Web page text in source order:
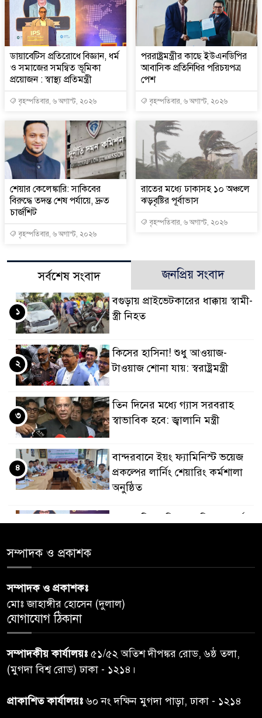
ডায়াবেটিস প্রতিরোধে বিজ্ঞান, ধর্ম
ও সমাজের সমন্বিত ভূমিকা
প্রয়োজন : স্বাস্থ্য প্রতিমন্ত্রী
বৃহস্পতিবার, ৬ অগাস্ট, ২০২৬
পররাষ্ট্রমন্ত্রীর কা‌ছে ইউএনডিপির
আবাসিক প্রতিনিধির পরিচয়পত্র
পেশ
বৃহস্পতিবার, ৬ অগাস্ট, ২০২৬
শেয়ার কেলেঙ্কারি: সাকিবের
বিরুদ্ধে তদন্ত শেষ পর্যায়ে, দ্রুত
চার্জশিট
বৃহস্পতিবার, ৬ অগাস্ট, ২০২৬
রাতের মধ্যে ঢাকাসহ ১০ অঞ্চলে
ঝড়বৃষ্টির পূর্বাভাস
বৃহস্পতিবার, ৬ অগাস্ট, ২০২৬
সর্বশেষ সংবাদ জনপ্রিয় সংবাদ
বগুড়ায় প্রাইভেটকারের ধাক্কায় স্বামী-
স্ত্রী নিহত
১
কিসের হাসিনা! শুধু আওয়াজ-
টাওয়াজ শোনা যায়: স্বরাষ্ট্রমন্ত্রী
২
তিন দিনের মধ্যে গ্যাস সরবরাহ
স্বাভাবিক হবে: জ্বালানি মন্ত্রী
৩
বান্দরবানে ইয়ং ফ্যামিনিস্ট ভয়েজ
প্রকল্পের লার্নিং শেয়ারিং কর্মশালা
অনুষ্ঠিত
৪
পেশ
৬
তদন্ত শেষ পর্যায়ে, দ্রুত চার্জশিট
৭
রাতের মধ্যে ঢাকাসহ ১০ অঞ্চলে
ঝড়বৃষ্টির পূর্বাভাস
৮
সম্পাদক ও প্রকাশক
সম্পাদক ও প্রকাশকঃ
মোঃ জাহাঙ্গীর হোসেন (দুলাল)
যোগাযোগ ঠিকানা
সম্পাদকীয় কার্যালয়ঃ ৫১/৫২ অতিশ দীপঙ্কর রোড, ৬ষ্ঠ তলা,
(মুগদা বিশ্ব রোড) ঢাকা - ১২১৪।
প্রাকাশিত কার্যালয়ঃ৬০ নং দক্ষিন মুগদা পাড়া, ঢাকা - ১২১৪